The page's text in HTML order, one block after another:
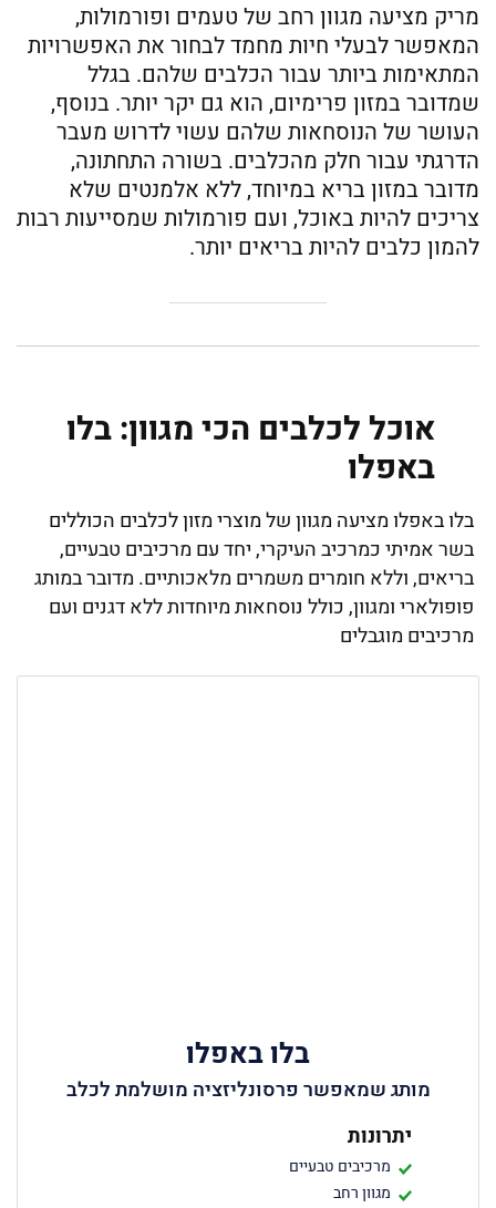
מריק מציעה מגוון רחב של טעמים ופורמולות,
המאפשר לבעלי חיות מחמד לבחור את האפשרויות
המתאימות ביותר עבור הכלבים שלהם. בגלל
שמדובר במזון פרימיום, הוא גם יקר יותר. בנוסף,
העושר של הנוסחאות שלהם עשוי לדרוש מעבר
הדרגתי עבור חלק מהכלבים. בשורה התחתונה,
מדובר במזון בריא במיוחד, ללא אלמנטים שלא
צריכים להיות באוכל, ועם פורמולות שמסייעות רבות
להמון כלבים להיות בריאים יותר.
אוכל לכלבים הכי מגוון: בלו
באפלו
בלו באפלו מציעה מגוון של מוצרי מזון לכלבים הכוללים
בשר אמיתי כמרכיב העיקרי, יחד עם מרכיבים טבעיים,
בריאים, וללא חומרים משמרים מלאכותיים. מדובר במותג
פופולארי ומגוון, כולל נוסחאות מיוחדות ללא דגנים ועם
מרכיבים מוגבלים
בלו באפלו
מותג שמאפשר פרסונליזציה מושלמת לכלב
יתרונות
מרכיבים טבעיים
מגוון רחב